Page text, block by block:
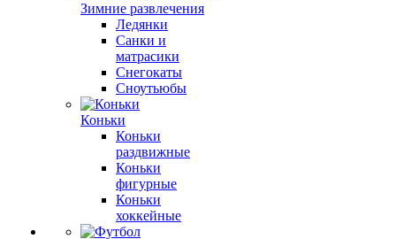
Зимние развлечения
Ледянки
Санки и
матрасики
Снегокаты
Сноутьюбы
Коньки
Коньки
раздвижные
Коньки
фигурные
Коньки
хоккейные